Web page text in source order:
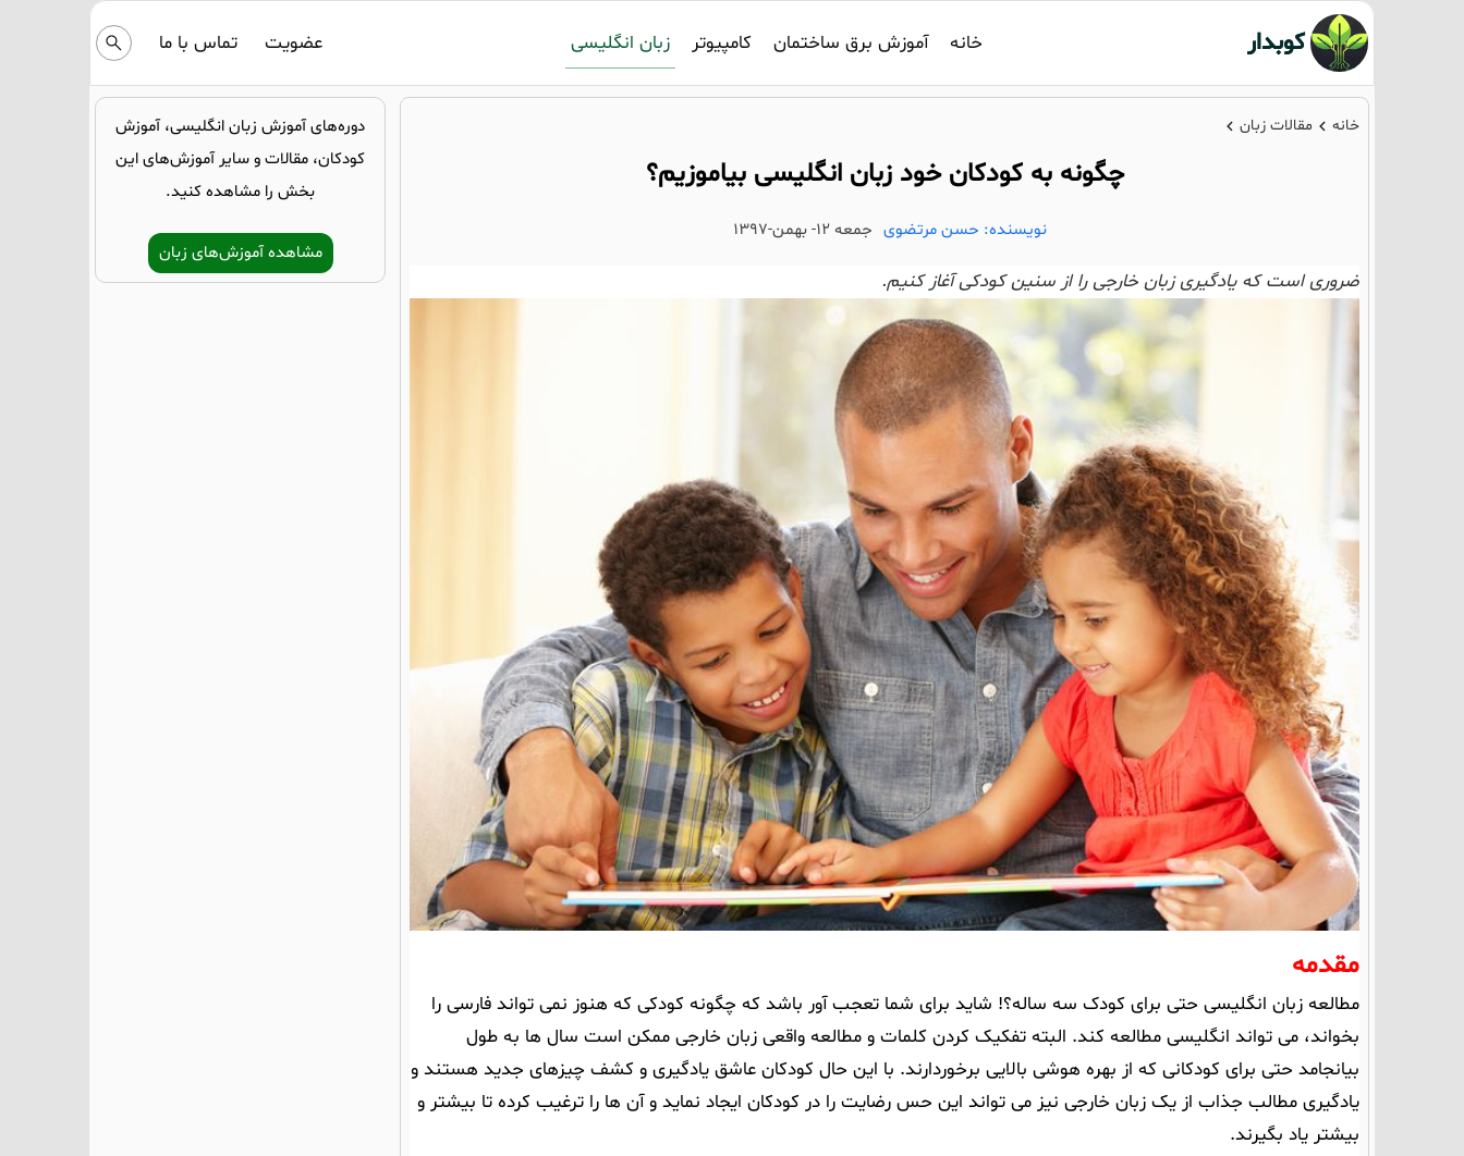
کوبدار خانه آموزش برق ساختمان کامپیوتر زبان انگلیسی عضویت تماس با ما
خانه مقالات زبان
چگونه به کودکان خود زبان انگلیسی بیاموزیم؟
نویسنده: حسن مرتضوی جمعه 12- بهمن-1397
ضروری است که یادگیری زبان خارجی را از سنین کودکی آغاز کنیم.
مقدمه
مطالعه زبان انگلیسی حتی برای کودک سه ساله؟! شاید برای شما تعجب آور باشد که چگونه کودکی که هنوز نمی تواند فارسی را
بخواند، می تواند انگلیسی مطالعه کند. البته تفکیک کردن کلمات و مطالعه واقعی زبان خارجی ممکن است سال ها به طول
بیانجامد حتی برای کودکانی که از بهره هوشی بالایی برخوردارند. با این حال کودکان عاشق یادگیری و کشف چیزهای جدید هستند و
یادگیری مطالب جذاب از یک زبان خارجی نیز می تواند این حس رضایت را در کودکان ایجاد نماید و آن ها را ترغیب کرده تا بیشتر و
بیشتر یاد بگیرند.
دوره‌های آموزش زبان انگلیسی، آموزش
کودکان، مقالات و سایر آموزش‌های این
بخش را مشاهده کنید.
مشاهده آموزش‌های زبان